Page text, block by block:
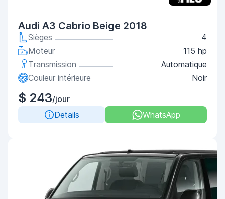
Audi A3 Cabrio Beige 2018
Sièges
4
Moteur
115 hp
Transmission
Automatique
Couleur intérieure
Noir
$ 243/jour
Details
WhatsApp